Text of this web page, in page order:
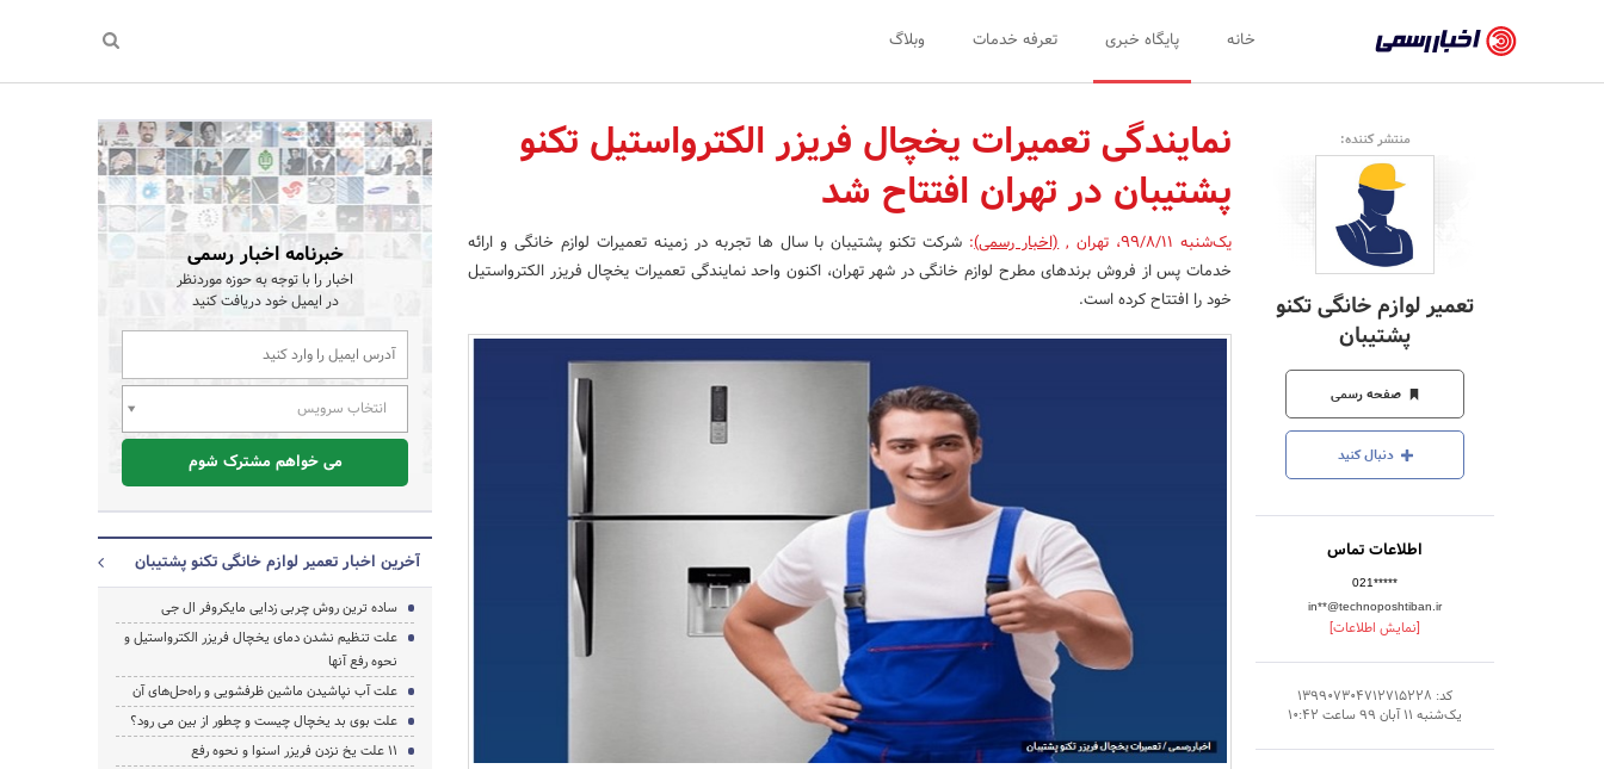
رسمی
-
اخبار
تایید
شده
شرکت‌ها،
سازمان‌ها
و
روابط
عمومی‌ها
خانه پایگاه خبری تعرفه خدمات وبلاگ
منتشر کننده:
تعمیر لوازم خانگی تکنو
پشتیبان
صفحه رسمی
دنبال کنید
اطلاعات تماس
021*****
in**@technoposhtiban.ir
[نمایش اطلاعات]
کد: 139907304712715228
یک‌شنبه 11 آبان 99 ساعت 10:42
نمایندگی تعمیرات یخچال فریزر الکترواستیل تکنو
پشتیبان در تهران افتتاح شد
یک‌شنبه 99/8/11 ، تهران ,(اخبار رسمی): شرکت تکنو پشتیبان با سال ها تجربه در زمینه تعمیرات لوازم خانگی و ارائه
خدمات پس از فروش برندهای مطرح لوازم خانگی در شهر تهران، اکنون واحد نمایندگی تعمیرات یخچال فریزر الکترواستیل
خود را افتتاح کرده است.
خبرنامه اخبار رسمی
اخبار را با توجه به حوزه موردنظر
در ایمیل خود دریافت کنید
انتخاب سرویس
می خواهم مشترک شوم
آخرین اخبار تعمیر لوازم خانگی تکنو پشتیبان
ساده ترین روش چربی زدایی مایکروفر ال جی
علت تنظیم نشدن دمای یخچال فریزر الکترواستیل و
نحوه رفع آنها
علت آب نپاشیدن ماشین ظرفشویی و راه‌حل‌های آن
علت بوی بد یخچال چیست و چطور از بین می رود؟
11 علت یخ نزدن فریزر اسنوا و نحوه رفع